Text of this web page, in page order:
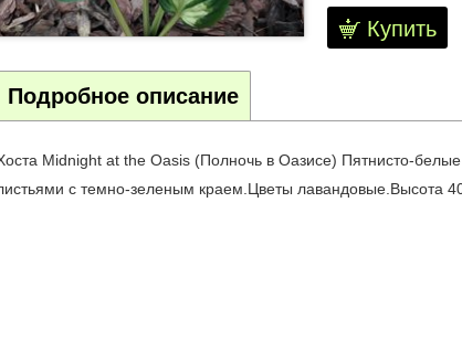
Купить
Подробное описание
Midnight at the Oasis (Полночь в Оазисе) Пятнисто-
с темно-зеленым краем.Цветы лавандовые.Высота